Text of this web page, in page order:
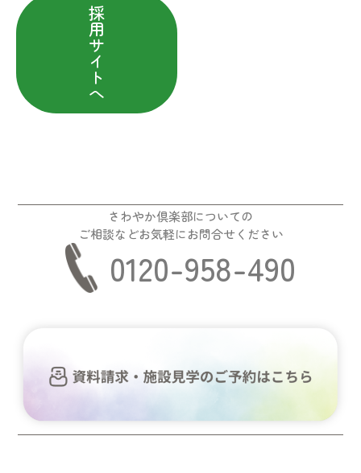
採
用
サ
イ
ト
へ
さわやか倶楽部についての
ご相談などお気軽にお問合せください
0120-958-490